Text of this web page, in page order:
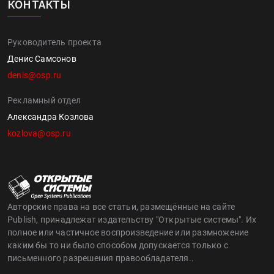
КОНТАКТЫ
Руководитель проекта
Денис Самсонов
denis@osp.ru
Рекламный отдел
Александра Козлова
kozlova@osp.ru
Авторские права на все статьи, размещённые на сайте
Publish, принадлежат издательству "Открытые системы". Их
полное или частичное воспроизведение или размножение
каким бы то ни было способом допускается только с
письменного разрешения правообладателя..